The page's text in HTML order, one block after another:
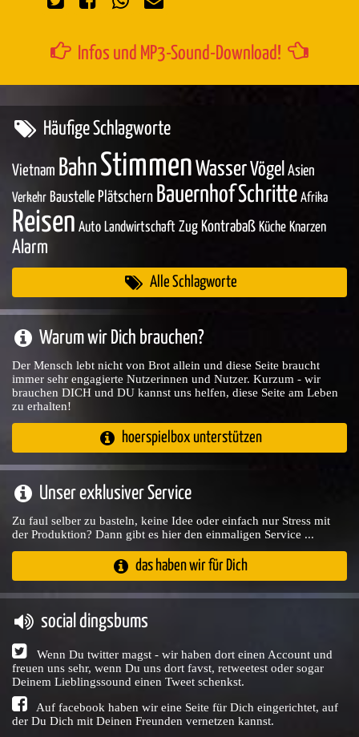
Infos und MP3-Sound-Download!
Häufige Schlagworte
Vietnam Bahn StimmenWasserVögel Asien
Verkehr Baustelle Plätschern BauernhofSchritte Afrika
Reisen Auto Landwirtschaft Zug Kontrabaß Küche Knarzen
Alarm
Alle Schlagworte
Warum wir Dich brauchen?
Der Mensch lebt nicht von Brot allein und diese Seite braucht
immer sehr engagierte Nutzerinnen und Nutzer. Kurzum - wir
brauchen DICH und DU kannst uns helfen, diese Seite am Leben
zu erhalten!
hoerspielbox unterstützen
Unser exklusiver Service
Zu faul selber zu basteln, keine Idee oder einfach nur Stress mit
der Produktion? Dann gibt es hier den einmaligen Service ...
das haben wir für Dich
social dingsbums
Wenn Du twitter magst - wir haben dort einen Account und
freuen uns sehr, wenn Du uns dort favst, retweetest oder sogar
Deinem Lieblingssound einen Tweet schenkst.
Auf facebook haben wir eine Seite für Dich eingerichtet, auf
der Du Dich mit Deinen Freunden vernetzen kannst.